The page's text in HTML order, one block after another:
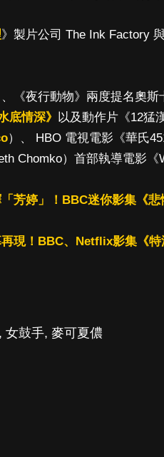
》製片公司 The Ink Factory
《夜行動物》兩度提名奧
底情深》 以及動作片《12猛
）、 HBO 電視電影《華氏
Chomko）首部執導電影《
芳婷」！BBC迷你影集《
現！BBC、Netflix影集《
女鼓手, 麥可夏儂